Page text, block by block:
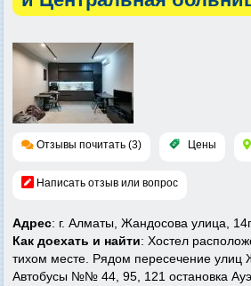
Отзывы почитать (3) Цены
Написать отзыв или вопрос
Адрес: г. Алматы, Жандосова улица, 14г
Как доехать и найти: Хoстел
тихом месте. Рядом пересечение улиц
Автобусы №№ 44, 95, 121 остановка